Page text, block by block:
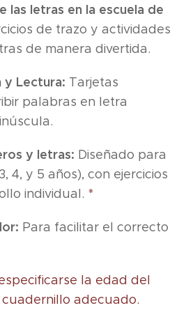
las letras en la escuela de
de trazo y actividades
de manera divertida.
y Lectura: Tarjetas
palabras en letra
y letras: Diseñado para
4, y 5 años), con ejercicios
individual. *
Para facilitar el correcto
la edad del
adecuado.